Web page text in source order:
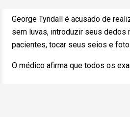
George Tyndall é acusado de
sem luvas, introduzir seus dedos
pacientes, tocar seus seios e
O médico afirma que todos os